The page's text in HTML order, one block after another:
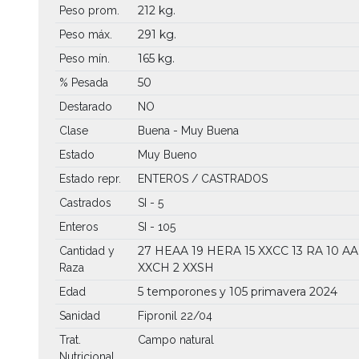
Peso prom. 212 kg.
Peso máx. 291 kg.
Peso mín. 165 kg.
% Pesada 50
Destarado
NO
Clase
Buena - Muy Buena
Estado
Muy Bueno
Estado repr.
ENTEROS / CASTRADOS
Castrados
SI - 5
Enteros
SI - 105
Cantidad y
Raza
27 HEAA 19 HERA 15 XXCC 13 RA 10 AA
XXCH 2 XXSH
Edad 5 temporones y 105 primavera 2024
Sanidad
Fipronil 22/04
Trat.
Campo natural